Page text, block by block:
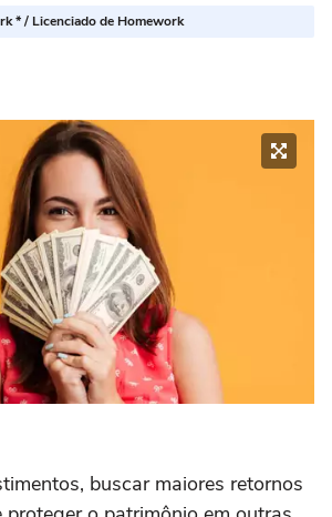
* / Licenciado de Homework
buscar maiores retornos